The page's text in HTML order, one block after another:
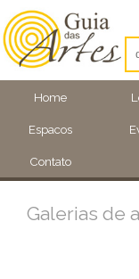
Home
Espacos
Contato
Galerias de